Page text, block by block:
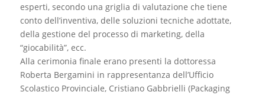
esperti, secondo una griglia di valutazione che tiene
conto dell’inventiva, delle soluzioni tecniche adottate,
della gestione del processo di marketing, della
“giocabilità”, ecc.
Alla cerimonia finale erano presenti la dottoressa
Roberta Bergamini in rappresentanza dell’Ufficio
Scolastico Provinciale, Cristiano Gabbrielli (Packaging